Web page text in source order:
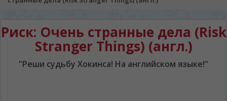
Риск: Очень странные дела (Risk
Stranger Things) (англ.)
"Реши судьбу Хокинса! На английском языке!"
ЯЗЫК САЙТА / LIMBA SITE-ULUI